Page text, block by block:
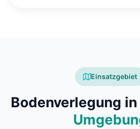
Einsatzgebiet
Bodenverlegung in